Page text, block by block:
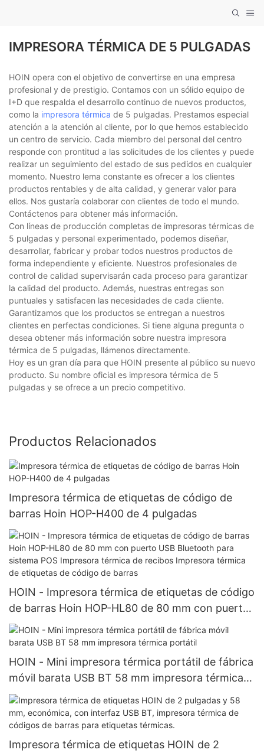
IMPRESORA TÉRMICA DE 5 PULGADAS
HOIN opera con el objetivo de convertirse en una empresa
profesional y de prestigio. Contamos con un sólido equipo de
I+D que respalda el desarrollo continuo de nuevos productos,
como la impresora térmica de 5 pulgadas. Prestamos especial
atención a la atención al cliente, por lo que hemos establecido
un centro de servicio. Cada miembro del personal del centro
responde con prontitud a las solicitudes de los clientes y puede
realizar un seguimiento del estado de sus pedidos en cualquier
momento. Nuestro lema constante es ofrecer a los clientes
productos rentables y de alta calidad, y generar valor para
ellos. Nos gustaría colaborar con clientes de todo el mundo.
Contáctenos para obtener más información.
Con líneas de producción completas de impresoras térmicas de
5 pulgadas y personal experimentado, podemos diseñar,
desarrollar, fabricar y probar todos nuestros productos de
forma independiente y eficiente. Nuestros profesionales de
control de calidad supervisarán cada proceso para garantizar
la calidad del producto. Además, nuestras entregas son
puntuales y satisfacen las necesidades de cada cliente.
Garantizamos que los productos se entregan a nuestros
clientes en perfectas condiciones. Si tiene alguna pregunta o
desea obtener más información sobre nuestra impresora
térmica de 5 pulgadas, llámenos directamente.
Hoy es un gran día para que HOIN presente al público su nuevo
producto. Su nombre oficial es impresora térmica de 5
pulgadas y se ofrece a un precio competitivo.
Productos Relacionados
Impresora térmica de etiquetas de código de
barras Hoin HOP-H400 de 4 pulgadas
HOIN - Impresora térmica de etiquetas de código
de barras Hoin HOP-HL80 de 80 mm con puerto
USB Bluetooth para sistema POS Impresora
térmica de recibos Impresora térmica de
etiquetas de código de barras
HOIN - Mini impresora térmica portátil de fábrica
móvil barata USB BT 58 mm impresora térmica
portátil
Impresora térmica de etiquetas HOIN de 2